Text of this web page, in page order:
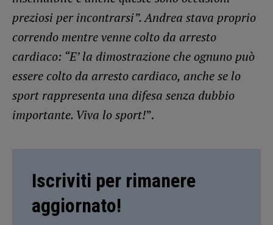
preziosi per incontrarsi”. Andrea stava proprio
correndo mentre venne colto da arresto
cardiaco: “E’ la dimostrazione che ognuno può
essere colto da arresto cardiaco, anche se lo
sport rappresenta una difesa senza dubbio
importante. Viva lo sport!”.
Iscriviti per rimanere
aggiornato!